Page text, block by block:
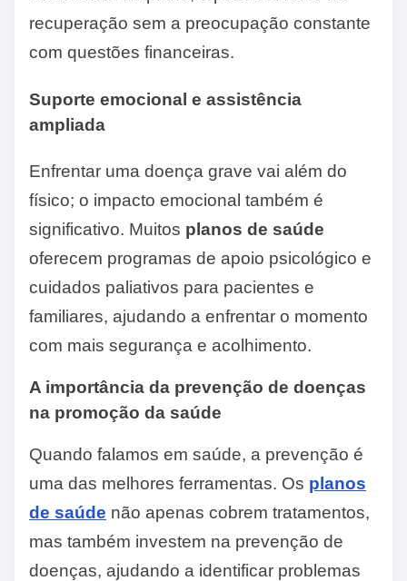
recuperação sem a preocupação constante
com questões financeiras.
Suporte emocional e assistência
ampliada
Enfrentar uma doença grave vai além do
físico; o impacto emocional também é
significativo. Muitos planos de saúde
oferecem programas de apoio psicológico e
cuidados paliativos para pacientes e
familiares, ajudando a enfrentar o momento
com mais segurança e acolhimento.
A importância da prevenção de doenças
na promoção da saúde
Quando falamos em saúde, a prevenção é
uma das melhores ferramentas. Os planos
de saúde não apenas cobrem tratamentos,
mas também investem na prevenção de
doenças, ajudando a identificar problemas